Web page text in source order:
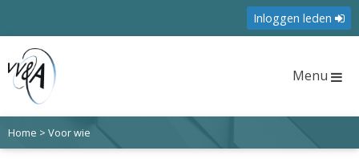
Inloggen leden
Menu
Home > Voor wie